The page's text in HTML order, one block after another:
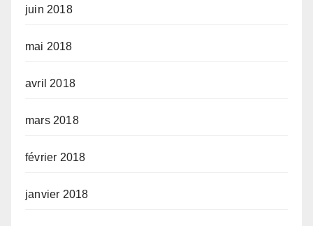
juin 2018
mai 2018
avril 2018
mars 2018
février 2018
janvier 2018